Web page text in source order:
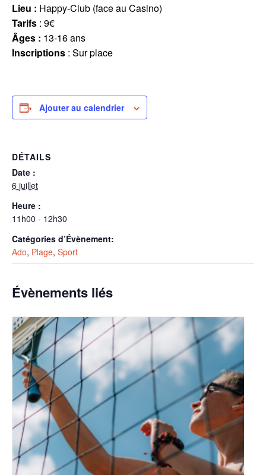
Lieu : Happy-Club (face au Casino)
Tarifs : 9€
Âges : 13-16 ans
Inscriptions : Sur place
Ajouter au calendrier
DÉTAILS
Date :
6 juillet
Heure :
11h00 - 12h30
Catégories d’Évènement:
Ado, Plage, Sport
Évènements liés